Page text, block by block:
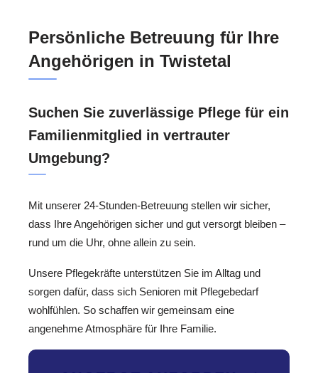
Persönliche Betreuung für Ihre
Angehörigen in Twistetal
Suchen Sie zuverlässige Pflege für ein
Familienmitglied in vertrauter
Umgebung?
Mit unserer 24-Stunden-Betreuung stellen wir sicher,
dass Ihre Angehörigen sicher und gut versorgt bleiben –
rund um die Uhr, ohne allein zu sein.
Unsere Pflegekräfte unterstützen Sie im Alltag und
sorgen dafür, dass sich Senioren mit Pflegebedarf
wohlfühlen. So schaffen wir gemeinsam eine
angenehme Atmosphäre für Ihre Familie.